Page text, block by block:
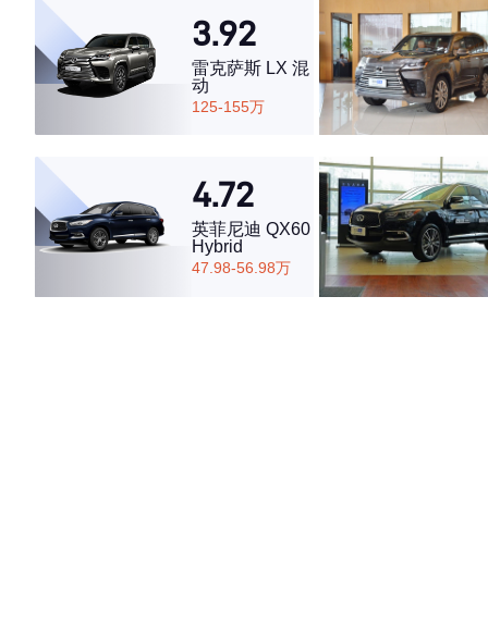
3.92
雷克萨斯 LX 混
动
125-155万
4.72
英菲尼迪 QX60
Hybrid
47.98-56.98万